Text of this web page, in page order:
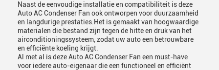
Naast de eenvoudige installatie en compatibiliteit is deze
Auto AC Condenser Fan ook ontworpen voor duurzaamheid
en langdurige prestaties.Het is gemaakt van hoogwaardige
materialen die bestand zijn tegen de hitte en druk van het
airconditioningssysteem, zodat uw auto een betrouwbare
en efficiënte koeling krijgt.
Al met al is deze Auto AC Condenser Fan een must-have
voor iedere auto-eigenaar die een functioneel en efficiënt